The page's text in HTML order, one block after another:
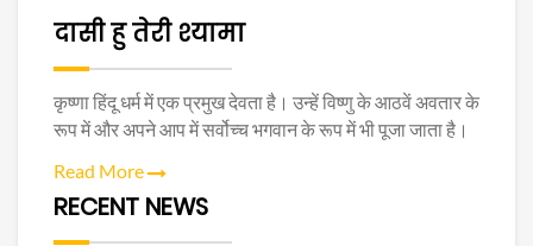
दासी हु तेरी श्यामा
कृष्णा हिंदू धर्म में एक प्रमुख देवता है। उन्हें विष्णु के आठवें अवतार के
रूप में और अपने आप में सर्वोच्च भगवान के रूप में भी पूजा जाता है।
Read More
RECENT NEWS